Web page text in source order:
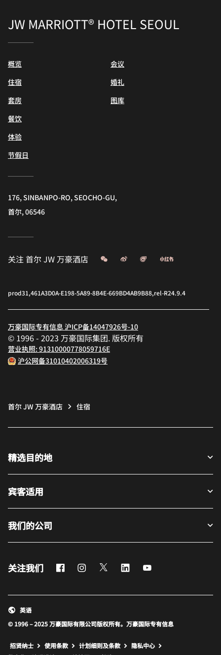
JW MARRIOTT® HOTEL SEOUL
概览
住宿
套房
餐饮
体验
节假日
会议
婚礼
图库
176, SINBANPO-RO, SEOCHO-GU,
首尔, 06546
关注 首尔 JW 万豪酒店 微信 微博 飞猪 小红书
prod31,461A3D0A-E198-5A89-8B4E-669BD4AB9B88,rel-R24.9.4
万豪国际专有信息 沪ICP备14047926号-10
© 1996 - 2023 万豪国际集团. 版权所有
营业执照: 91310000778059716E
沪公网备31010402006319号
首尔 JW 万豪酒店 住宿
精选目的地
宾客适用
我们的公司
关注我们 FacebookInstagram
Twitter LinkedIn
© 1996 – 2025 万豪国际有限公司版权所有。万豪国际专有信息
英语
招贤纳士 使用条款 计划细则及条款
隐私中心